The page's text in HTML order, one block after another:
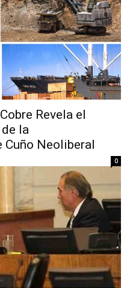
Revela el
la
Cuño Neoliberal
0